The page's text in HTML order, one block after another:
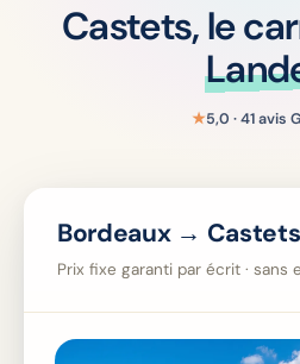
Castets, le
★5,0 · 41 avis
Bordeaux → Castets
Prix fixe garanti par écrit · sans